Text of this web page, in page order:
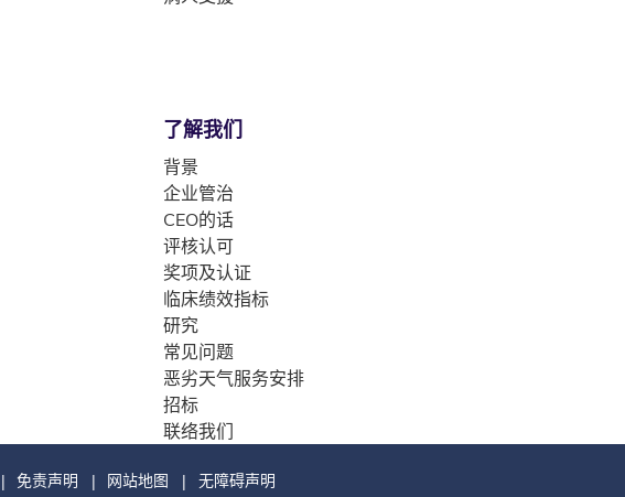
了解我们
背景
企业管治
CEO的话
评核认可
奖项及认证
临床绩效指标
研究
常见问题
恶劣天气服务安排
招标
联络我们
免责声明 网站地图 无障碍声明